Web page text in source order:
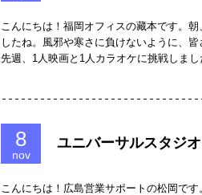
こんにちは！福岡オフィスの藏本です。
したね。風邪や寒さに負けないように、
先週、1人映画と1人カラオケに挑戦しま
8
nov
ユニバーサルスタジオ
こんにちは！広島営業サポートの松岡で